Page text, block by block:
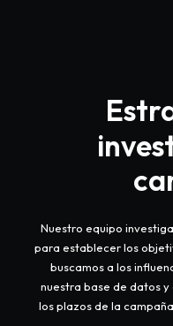
Nuestro equipo
para establecer los
buscamos a los
nuestra base de datos y
los plazos de la